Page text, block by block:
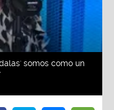
somos como un